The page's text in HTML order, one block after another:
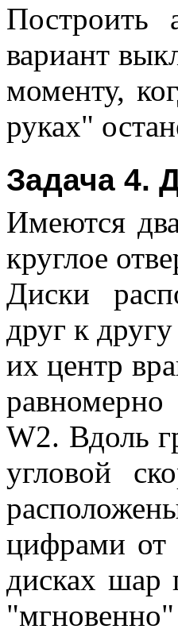
Построить
вариант
моменту,
руках"
Задача 4.
Имеются
круглое
Диски
друг к
их центр
W2. Вдоль
угловой
цифрами от
дисках шар
"мгновенно"